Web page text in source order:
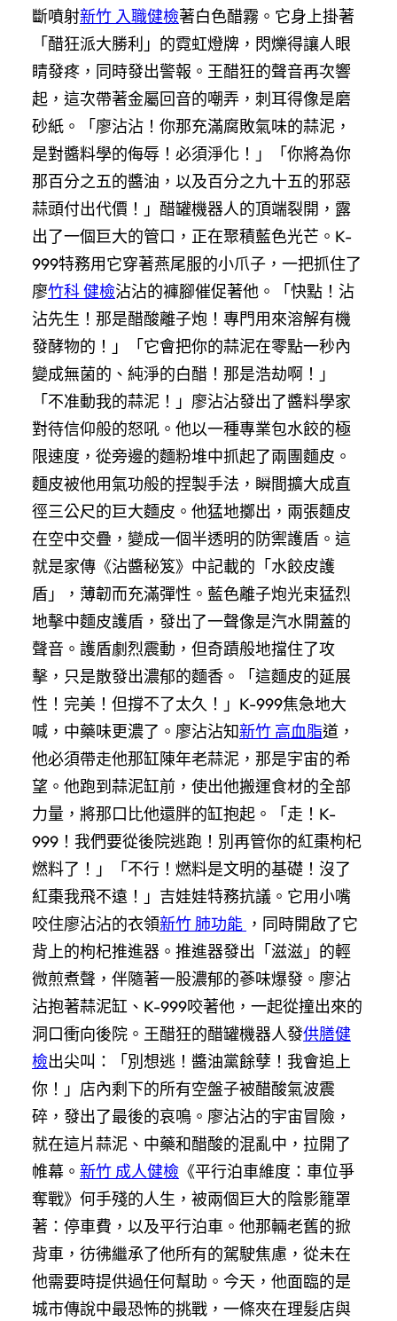
斷噴射新竹 入職健檢著白色醋霧。它身上掛著
「醋狂派大勝利」的霓虹燈牌，閃爍得讓人眼
睛發疼，同時發出警報。王醋狂的聲音再次響
起，這次帶著金屬回音的嘲弄，刺耳得像是磨
砂紙。「廖沾沾！你那充滿腐敗氣味的蒜泥，
是對醬料學的侮辱！必須淨化！」「你將為你
那百分之五的醬油，以及百分之九十五的邪惡
蒜頭付出代價！」醋罐機器人的頂端裂開，露
出了一個巨大的管口，正在聚積藍色光芒。K-
999特務用它穿著燕尾服的小爪子，一把抓住了
廖竹科 健檢沾沾的褲腳催促著他。「快點！沾
沾先生！那是醋酸離子炮！專門用來溶解有機
發酵物的！」「它會把你的蒜泥在零點一秒內
變成無菌的、純淨的白醋！那是浩劫啊！」
「不准動我的蒜泥！」廖沾沾發出了醬料學家
對待信仰般的怒吼。他以一種專業包水餃的極
限速度，從旁邊的麵粉堆中抓起了兩團麵皮。
麵皮被他用氣功般的捏製手法，瞬間擴大成直
徑三公尺的巨大麵皮。他猛地擲出，兩張麵皮
在空中交疊，變成一個半透明的防禦護盾。這
就是家傳《沾醬秘笈》中記載的「水餃皮護
盾」，薄韌而充滿彈性。藍色離子炮光束猛烈
地擊中麵皮護盾，發出了一聲像是汽水開蓋的
聲音。護盾劇烈震動，但奇蹟般地擋住了攻
擊，只是散發出濃郁的麵香。「這麵皮的延展
性！完美！但撐不了太久！」K-999焦急地大
喊，中藥味更濃了。廖沾沾知新竹 高血脂道，
他必須帶走他那缸陳年老蒜泥，那是宇宙的希
望。他跑到蒜泥缸前，使出他搬運食材的全部
力量，將那口比他還胖的缸抱起。「走！K-
999！我們要從後院逃跑！別再管你的紅棗枸杞
燃料了！」「不行！燃料是文明的基礎！沒了
紅棗我飛不遠！」吉娃娃特務抗議。它用小嘴
咬住廖沾沾的衣領新竹 肺功能 ，同時開啟了它
背上的枸杞推進器。推進器發出「滋滋」的輕
微煎煮聲，伴隨著一股濃郁的蔘味爆發。廖沾
沾抱著蒜泥缸、K-999咬著他，一起從撞出來的
洞口衝向後院。王醋狂的醋罐機器人發供膳健
檢出尖叫：「別想逃！醬油黨餘孽！我會追上
你！」店內剩下的所有空盤子被醋酸氣波震
碎，發出了最後的哀鳴。廖沾沾的宇宙冒險，
就在這片蒜泥、中藥和醋酸的混亂中，拉開了
帷幕。 新竹 成人健檢 《平行泊車維度：車位爭
奪戰》何手殘的人生，被兩個巨大的陰影籠罩
著：停車費，以及平行泊車。他那輛老舊的掀
背車，彷彿繼承了他所有的駕駛焦慮，從未在
他需要時提供過任何幫助。今天，他面臨的是
城市傳說中最恐怖的挑戰，一條夾在理髮店與